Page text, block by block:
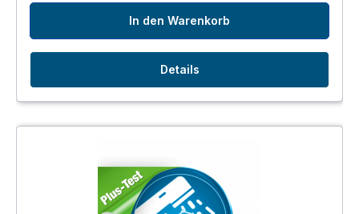
In den Warenkorb
Details